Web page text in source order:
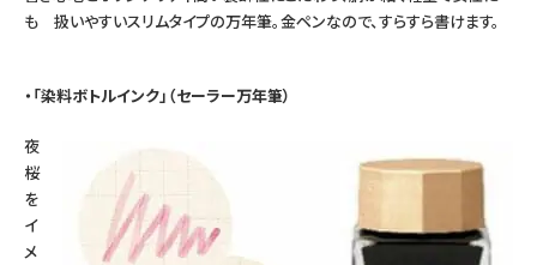
も 扱いやすいスリムタイプの万年筆。金ペンなので、すらすら書けます。
・「染料ボトルインク」（セーラー万年筆）
夜
桜
を
イ
メ